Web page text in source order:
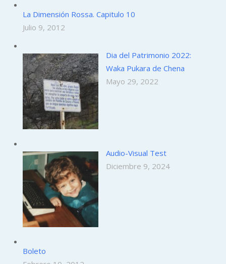
La Dimensión Rossa. Capitulo 10
Julio 9, 2012
Dia del Patrimonio 2022:
Waka Pukara de Chena
Mayo 29, 2022
Audio-Visual Test
Diciembre 9, 2024
Boleto